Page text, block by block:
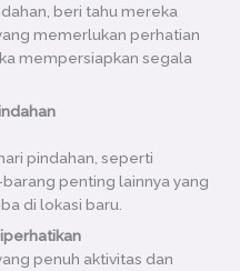
beri tahu mereka
memerlukan perhatian
mempersiapkan segala
pindahan, seperti
penting lainnya yang
di lokasi baru.
penuh aktivitas dan